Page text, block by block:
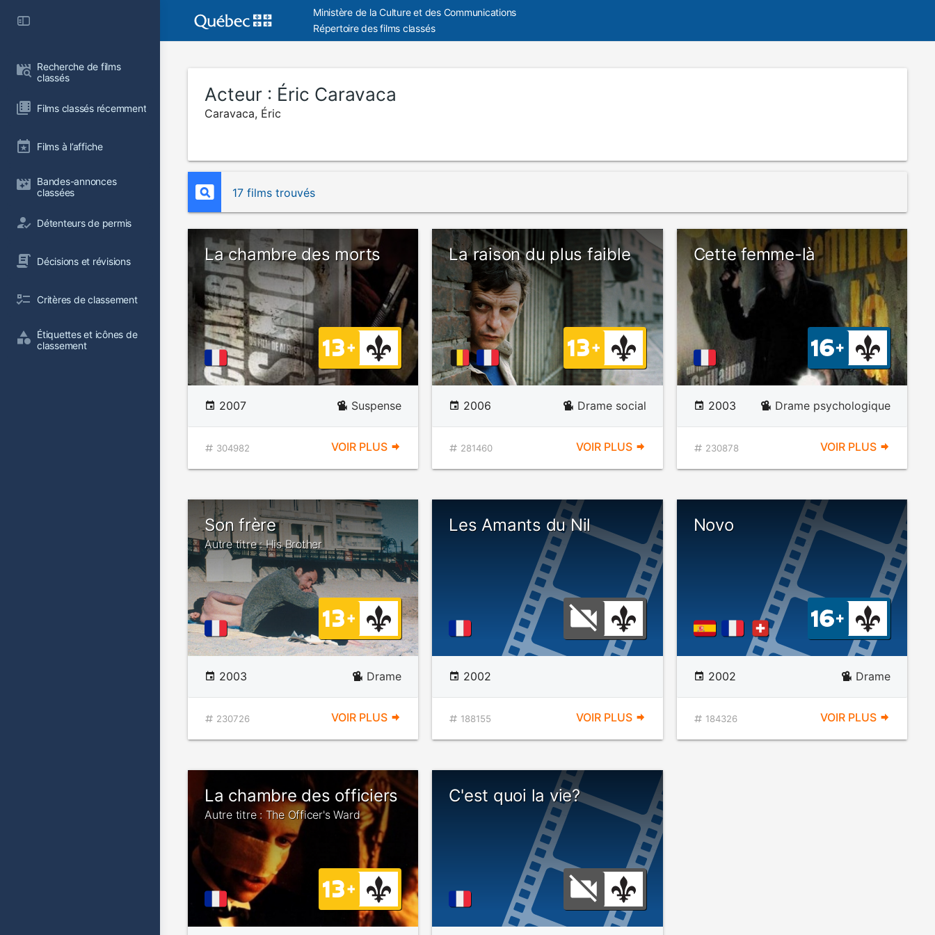
Recherche de films
classés
Films classés récemment
Films à l’affiche
Bandes-annonces
classées
Détenteurs de permis
Décisions et révisions
Critères de classement
Étiquettes et icônes de
classement
Ministère de la Culture et des Communications
Répertoire des films classés
Acteur : Éric Caravaca
Caravaca, Éric
17 films trouvés
La chambre des morts
2007 Suspense
304982 VOIR PLUS
La raison du plus faible
2006 Drame social
281460 VOIR PLUS
Cette femme-là
2003 Drame psychologique
230878 VOIR PLUS
Son frère
Autre titre : His Brother
2003 Drame
230726 VOIR PLUS
Les Amants du Nil
2002
188155 VOIR PLUS
Novo
2002 Drame
184326 VOIR PLUS
La chambre des officiers
Autre titre : The Officer's Ward
C'est quoi la vie?